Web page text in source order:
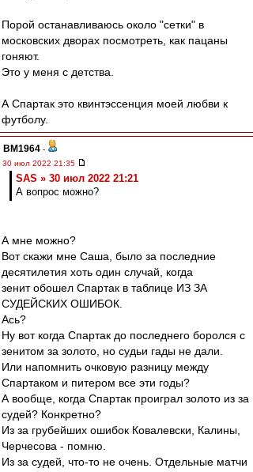
Порой останавливаюсь около "сетки" в
московских дворах посмотреть, как пацаны
гоняют.
Это у меня с детства.
А Спартак это квинтэссенция моей любви к
футболу.
BM1964 -
30 июл 2022 21:35
SAS » 30 июл 2022 21:21
А вопрос можно?
А мне можно?
Вот скажи мне Саша, было за последние
десятилетия хоть один случай, когда
зенит обошел Спартак в таблице ИЗ ЗА
СУДЕЙСКИХ ОШИБОК.
Ась?
Ну вот когда Спартак до последнего боролся с
зенитом за золото, но судьи гады не дали.
Или напомнить очковую разницу между
Спартаком и питером все эти годы?
А вообще, когда Спартак проиграл золото из за
судей? Конкретно?
Из за грубейших ошибок Ковалевски, Калины,
Черчесова - помню.
Из за судей, что-то не очень. Отдельные матчи